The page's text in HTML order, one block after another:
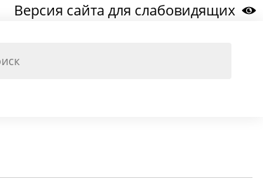
Версия сайта для слабовидящих